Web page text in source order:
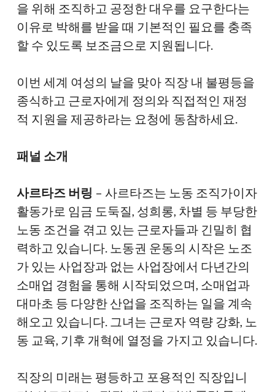
을 위해 조직하고 공정한 대우를 요구한다는
이유로 박해를 받을 때 기본적인 필요를 충족
할 수 있도록 보조금으로 지원됩니다.
이번 세계 여성의 날을 맞아 직장 내 불평등을
종식하고 근로자에게 정의와 직접적인 재정
적 지원을 제공하라는 요청에 동참하세요.
패널 소개
사르타즈 버링 – 사르타즈는 노동 조직가이자
활동가로 임금 도둑질, 성희롱, 차별 등 부당한
노동 조건을 겪고 있는 근로자들과 긴밀히 협
력하고 있습니다. 노동권 운동의 시작은 노조
가 있는 사업장과 없는 사업장에서 다년간의
소매업 경험을 통해 시작되었으며, 소매업과
대마초 등 다양한 산업을 조직하는 일을 계속
해오고 있습니다. 그녀는 근로자 역량 강화, 노
동 교육, 기후 개혁에 열정을 가지고 있습니다.
직장의 미래는 평등하고 포용적인 직장입니